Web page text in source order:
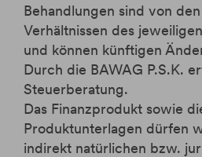
Behandlungen sind von
Verhältnissen des
und können künftigen
Durch die BAWAG P.S.K.
Steuerberatung.
Das Finanzprodukt sowie
Produktunterlagen dürfen
indirekt natürlichen bzw.